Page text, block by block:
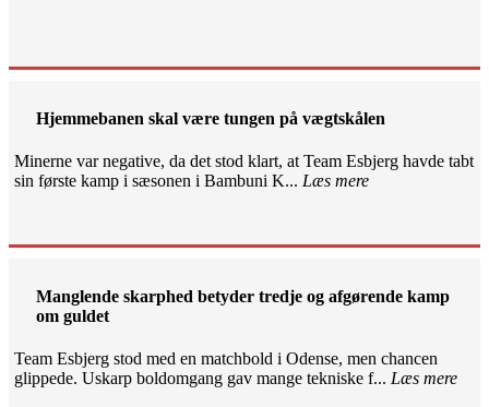
Hjemmebanen skal være tungen på vægtskålen
Minerne var negative, da det stod klart, at Team Esbjerg havde tabt
sin første kamp i sæsonen i Bambuni K... Læs mere
Manglende skarphed betyder tredje og afgørende kamp
om guldet
Team Esbjerg stod med en matchbold i Odense, men chancen
glippede. Uskarp boldomgang gav mange tekniske f... Læs mere